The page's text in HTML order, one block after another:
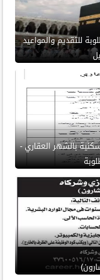
الأوراق المطلوبة للتقديم والمواعيد
السكنية بالشهر العقاري -